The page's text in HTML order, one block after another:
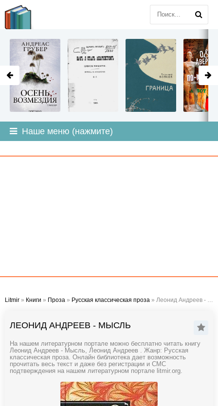
Наше меню (нажмите)
Litmir » Книги » Проза » Русская классическая проза » Леонид Андреев - Мысль
ЛЕОНИД АНДРЕЕВ - МЫСЛЬ
На нашем литературном портале можно бесплатно читать книгу
Леонид Андреев - Мысль, Леонид Андреев . Жанр: Русская
классическая проза. Онлайн библиотека дает возможность
прочитать весь текст и даже без регистрации и СМС
подтверждения на нашем литературном портале litmir.org.
LITMIR.ORG